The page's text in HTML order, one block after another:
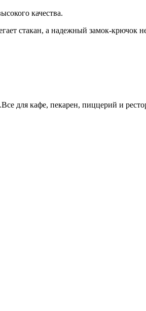
качества.
стакан, а надежный замок-крючок
для кафе, пекарен, пиццерий и